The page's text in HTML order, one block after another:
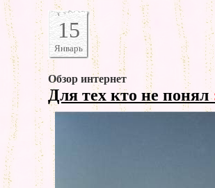
15
Январь
Обзор интернет
Для тех кто не понял